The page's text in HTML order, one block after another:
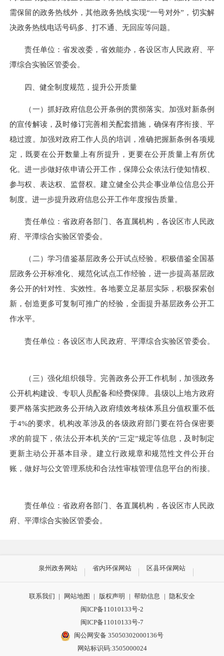
需保留的政务热线外，其他政务热线实现“一号对外”，切实解
决政务热线电话号码多、打不通、无回应等问题。
责任单位：省发改委，省效能办，各设区市人民政府、平
潭综合实验区管委会。
四、健全制度规范，提升公开质量
（一）抓好政府信息公开条例的贯彻落实。加强对新条例
的宣传解读，及时修订完善相关配套措施，确保有序衔接、平
稳过渡。加强对政府工作人员的培训，准确把握新条例各项规
定，既要在公开数量上有所提升，更要在公开质量上有所优
化。进一步做好依申请公开工作，保障公众依法行使知情权、
参与权、表达权、监督权。建立健全公共企事业单位信息公开
制度。进一步提升政府信息公开工作年度报告质量。
责任单位：省政府各部门、各直属机构，各设区市人民政
府、平潭综合实验区管委会。
（二）学习借鉴基层政务公开试点经验。积极借鉴全国基
层政务公开标准化、规范化试点工作经验，进一步提高基层政
务公开的针对性、实效性。各地要立足基层实际，积极探索创
新，创造更多可复制可推广的经验，全面提升基层政务公开工
作水平。
责任单位：各设区市人民政府、平潭综合实验区管委会。
（三）强化组织领导。完善政务公开工作机制，加强政务
公开机构建设、专职人员配备和经费保障。县级以上地方政府
要严格落实把政务公开纳入政府绩效考核体系且分值权重不低
于4%的要求。机构改革涉及的各级政府部门要在符合保密要
求的前提下，依法公开本机关的“三定”规定等信息，及时制定
更新主动公开基本目录。建立行政规章和规范性文件公开台
账，做好与公文管理系统和合法性审核管理信息平台的衔接。
责任单位：省政府各部门、各直属机构，各设区市人民政
府、平潭综合实验区管委会。
泉州政务网站 省内环保网站 区县环保网站
联系我们 | 网站地图 | 版权声明 | 帮助信息 | 隐私安全
闽ICP备11010133号-2
闽ICP备11010133号-7
闽公网安备 35050302000136号
网站标识码:3505000024